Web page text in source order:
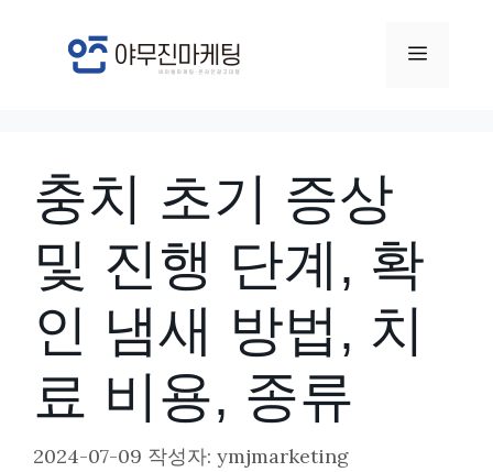
메
충치 초기 증상
및 진행 단계, 확
인 냄새 방법, 치
료 비용, 종류
2024-07-09 작성자: ymjmarketing